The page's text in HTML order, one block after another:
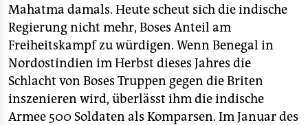
Mahatma damals. Heute scheut sich die indische
Regierung nicht mehr, Boses Anteil am
Freiheitskampf zu würdigen. Wenn Benegal in
Nordostindien im Herbst dieses Jahres die
Schlacht von Boses Truppen gegen die Briten
inszenieren wird, überlässt ihm die indische
Armee 500 Soldaten als Komparsen. Im Januar des